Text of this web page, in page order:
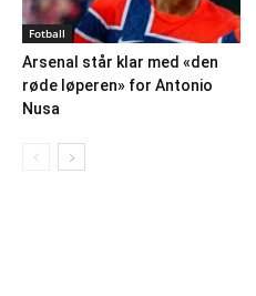
Fotball
Arsenal står klar med «den
røde løperen» for Antonio
Nusa